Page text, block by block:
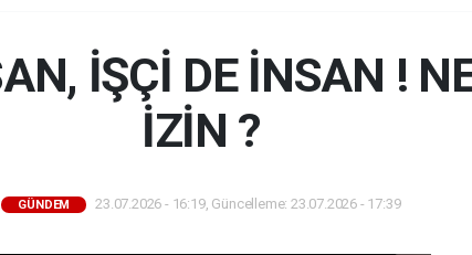
İŞÇİ DE İNSAN !
İZİN ?
GÜNDEM 23.07.2026 - 16:19, Güncelleme: 23.07.2026 - 17:39